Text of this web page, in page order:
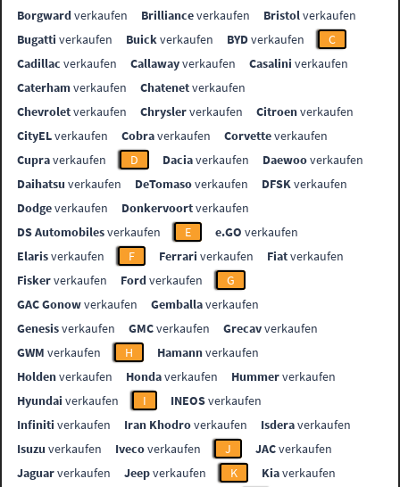
Borgwardverkaufen Brillianceverkaufen Bristolverkaufen
Bugatti verkaufen Buickverkaufen BYDverkaufen
C
Cadillac verkaufen Callawayverkaufen Casalini verkaufen
Caterhamverkaufen Chatenetverkaufen
Chevroletverkaufen Chryslerverkaufen Citroenverkaufen
CityELverkaufen Cobraverkaufen Corvetteverkaufen
Cupraverkaufen D Daciaverkaufen Daewooverkaufen
Daihatsu verkaufen DeTomasoverkaufen DFSKverkaufen
Dodgeverkaufen Donkervoortverkaufen
DS Automobilesverkaufen E e.GO verkaufen
Elarisverkaufen F Ferrari verkaufen Fiatverkaufen
Fiskerverkaufen Fordverkaufen
G
GAC Gonowverkaufen Gemballaverkaufen
Genesisverkaufen GMCverkaufen Grecavverkaufen
GWM verkaufen H Hamannverkaufen
Holdenverkaufen Hondaverkaufen Hummerverkaufen
Hyundai verkaufen I INEOSverkaufen
Infiniti verkaufen Iran Khodroverkaufen Isderaverkaufen
Isuzu verkaufen Ivecoverkaufen J JACverkaufen
Jaguarverkaufen Jeepverkaufen K Kiaverkaufen